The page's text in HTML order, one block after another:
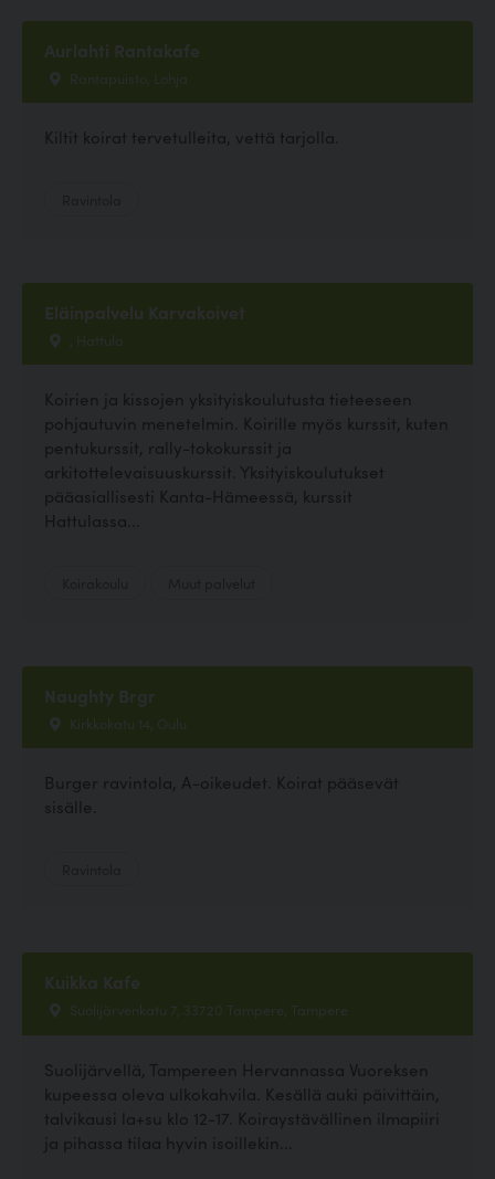
Aurlahti Rantakafe
Rantapuisto, Lohja
Kiltit koirat tervetulleita, vettä tarjolla.
Eläinpalvelu Karvakoivet
, Hattula
Koirien ja kissojen yksityiskoulutusta tieteeseen
pohjautuvin menetelmin. Koirille myös kurssit, kuten
pentukurssit, rally-tokokurssit ja
arkitottelevaisuuskurssit. Yksityiskoulutukset
pääasiallisesti Kanta-Hämeessä, kurssit
Hattulassa...
Naughty Brgr
Kirkkokatu 14, Oulu
Burger ravintola, A-oikeudet. Koirat pääsevät
sisälle.
Kuikka Kafe
Suolijärvenkatu 7, 33720 Tampere, Tampere
Suolijärvellä, Tampereen Hervannassa Vuoreksen
kupeessa oleva ulkokahvila. Kesällä auki päivittäin,
talvikausi la+su klo 12-17. Koiraystävällinen ilmapiiri
ja pihassa tilaa hyvin isoillekin...